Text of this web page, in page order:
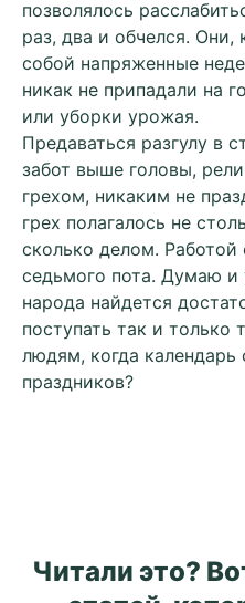
позволялось
раз, два и обчелся. Они,
собой напряженные
никак не припадали на
или уборки урожая.
Предаваться разгулу в
забот выше головы,
грехом, никаким не
грех полагалось не
сколько делом.
седьмого пота. Думаю и
народа найдется
поступать так и только
людям, когда календарь
праздников?
Читали это?